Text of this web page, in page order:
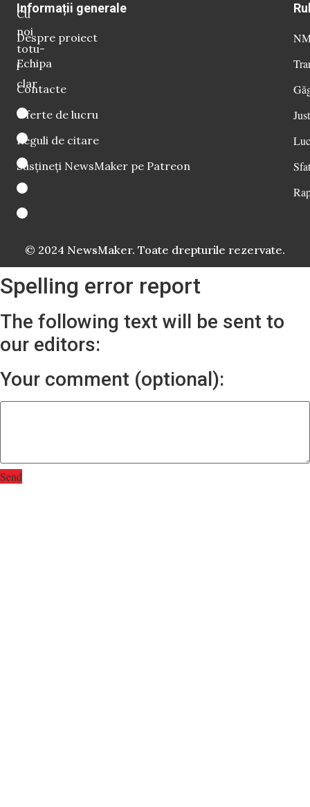
Cu
noi
totu-
i
clar
Informații generale
Despre proiect
Echipa
Contacte
Oferte de lucru
Reguli de citare
Susțineți NewsMaker pe Patreon
© 2024 NewsMaker. Toate drepturile rezervate.
Spelling error report
The following text will be sent to
our editors:
Your comment (optional):
Send